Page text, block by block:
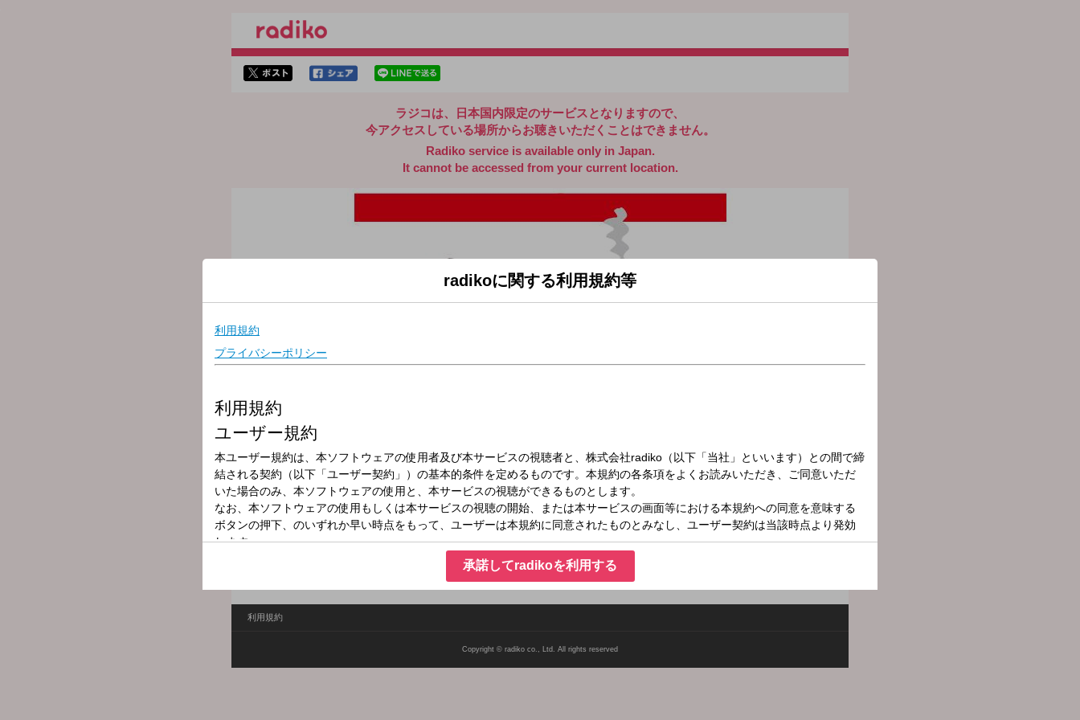
ラジコは、日本国内限定のサービスとなりますので、
今アクセスしている場所からお聴きいただくことはできません。
Radiko service is available only in Japan.
It cannot be accessed from your current location.
放送局
放送時間
2025年6月28日（土）08:30～08:45
番組名
解決！知っ得プレミアム
利用規約
Copyright © radiko co., Ltd. All rights reserved
radikoに関する利用規約等
承諾してradikoを利用する